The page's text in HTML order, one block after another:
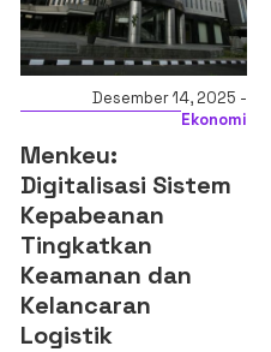
Desember 14, 2025 -
Ekonomi
Menkeu:
Digitalisasi Sistem
Kepabeanan
Tingkatkan
Keamanan dan
Kelancaran
Logistik